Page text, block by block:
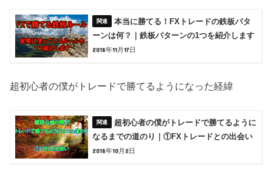
本当に勝てる！FXトレードの鉄板パタ
ーンは何？｜鉄板パターンの1つを紹介します
2018年11月17日
超初心者の僕がトレードで勝てるようになった経緯
超初心者の僕がトレードで勝てるように
なるまでの道のり｜①FXトレードとの出会い
2018年10月2日